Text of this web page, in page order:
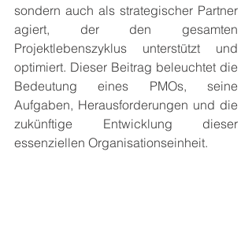
sondern auch als strategischer Partner
agiert, der den gesamten
Projektlebenszyklus unterstützt und
optimiert. Dieser Beitrag beleuchtet die
Bedeutung eines PMOs, seine
Aufgaben, Herausforderungen und die
zukünftige Entwicklung dieser
essenziellen Organisationseinheit.